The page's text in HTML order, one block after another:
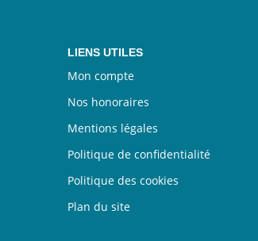
LIENS UTILES
Mon compte
Nos honoraires
Mentions légales
Politique de confidentialité
Politique des cookies
Plan du site